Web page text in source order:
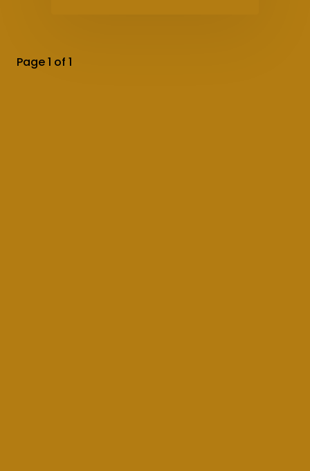
Page 1 of 1